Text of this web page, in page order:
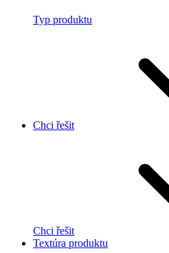
Typ produktu
Chci řešit
Chci řešit
Textúra produktu